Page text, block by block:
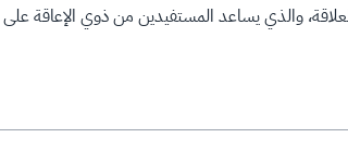
والذي يساعد المستفيدين من ذوي الإعاقة على